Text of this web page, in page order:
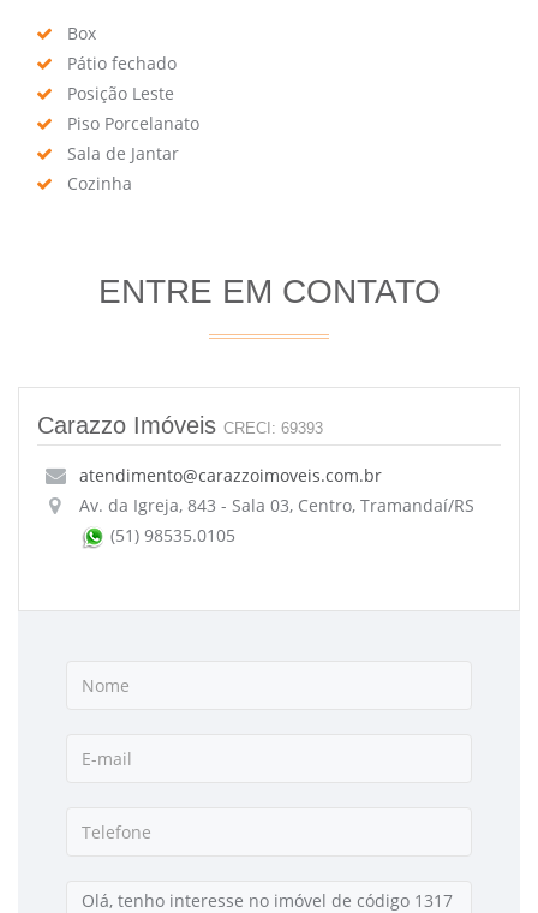
Box
Pátio fechado
Posição Leste
Piso Porcelanato
Sala de Jantar
Cozinha
ENTRE EM CONTATO
Carazzo Imóveis CRECI: 69393
atendimento@carazzoimoveis.com.br
Av. da Igreja, 843 - Sala 03, Centro, Tramandaí/RS
(51) 98535.0105